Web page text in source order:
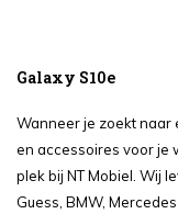
Galaxy S10e
Wanneer je zoekt naar
en accessoires voor je
plek bij NT Mobiel. Wij
Guess, BMW,